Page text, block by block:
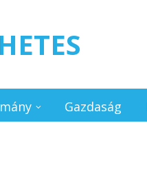
Gazdaság